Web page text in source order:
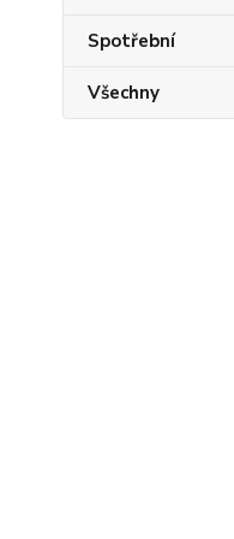
Spotřební
Všechny